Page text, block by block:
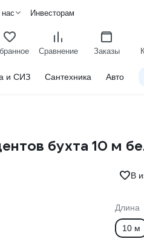
Инвесторам
Сравнение Заказы
и СИЗ Сантехника Авто
бухта 10 м
В
Длина
10 м